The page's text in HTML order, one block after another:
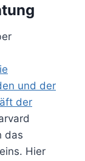
und der
der
das
Hier